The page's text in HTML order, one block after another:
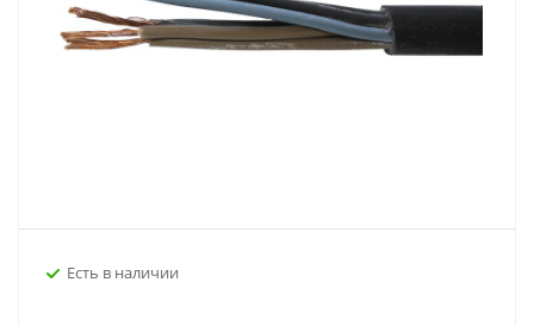
Есть в наличии